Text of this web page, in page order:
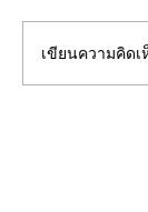
คอลัมน์"จั
พระ"ประ
เขียนความคิด